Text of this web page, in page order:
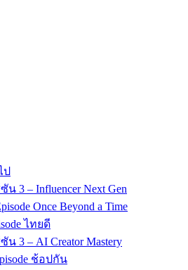
and craft
ป
3 – Influencer Next Gen
Once Beyond a Time
ไทยดี
3 – AI Creator Mastery
ช้อปกัน